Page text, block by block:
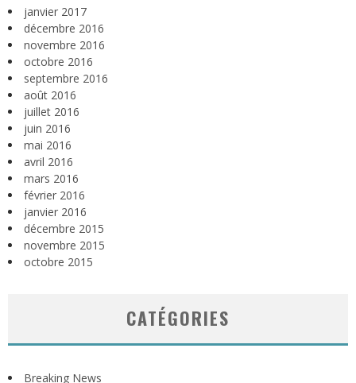
janvier 2017
décembre 2016
novembre 2016
octobre 2016
septembre 2016
août 2016
juillet 2016
juin 2016
mai 2016
avril 2016
mars 2016
février 2016
janvier 2016
décembre 2015
novembre 2015
octobre 2015
CATÉGORIES
Breaking News